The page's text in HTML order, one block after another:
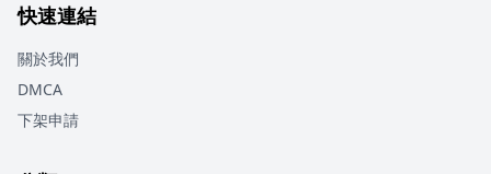
快速連結
關於我們
DMCA
下架申請